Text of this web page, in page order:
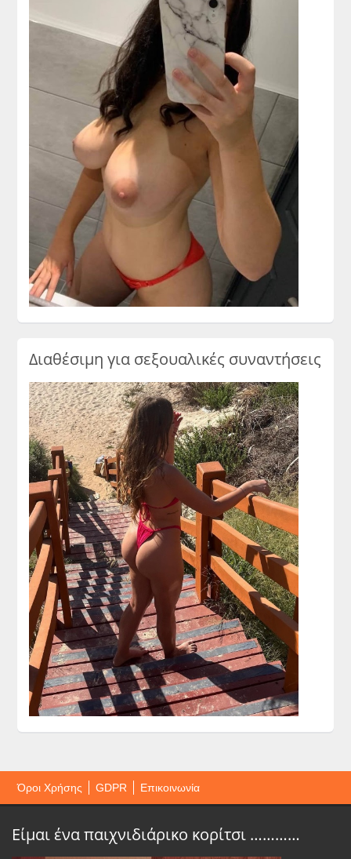
Διαθέσιμη για σεξουαλικές συναντήσεις
Όροι Χρήσης GDPR Επικοινωνία
Είμαι ένα παιχνιδιάρικο κορίτσι …………